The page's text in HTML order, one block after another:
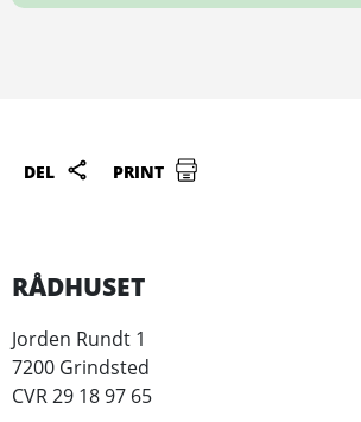
DEL PRINT
RÅDHUSET
Jorden Rundt 1
7200 Grindsted
CVR 29 18 97 65